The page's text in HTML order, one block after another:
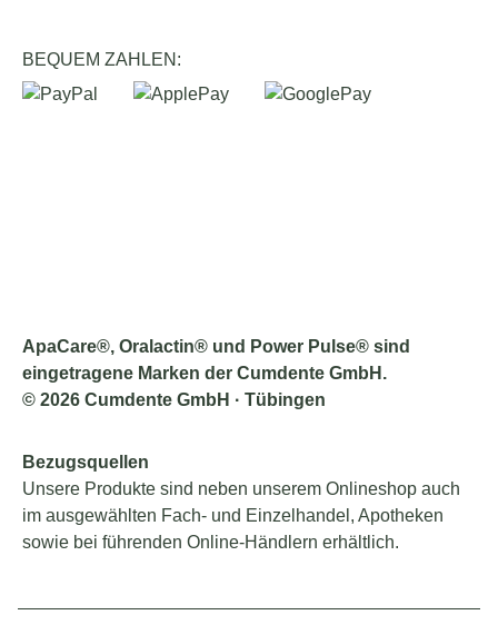
BEQUEM ZAHLEN:
ApaCare®, Oralactin® und Power Pulse® sind
eingetragene Marken der Cumdente GmbH.
© 2026 Cumdente GmbH · Tübingen
Bezugsquellen
Unsere Produkte sind neben unserem Onlineshop auch
im ausgewählten Fach- und Einzelhandel, Apotheken
sowie bei führenden Online-Händlern erhältlich.